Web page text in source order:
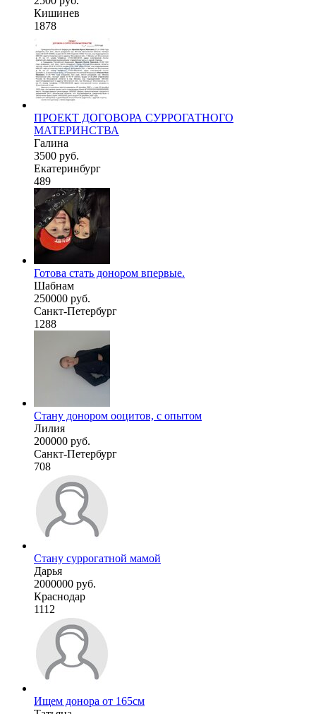
Кишинев
1878
ПРОЕКТ ДОГОВОРА СУРРОГАТНОГО
МАТЕРИНСТВА
Галина
3500 руб.
Екатеринбург
489
Готова стать донором впервые.
Шабнам
250000 руб.
Санкт-Петербург
1288
Стану донором ооцитов, с опытом
Лилия
200000 руб.
Санкт-Петербург
708
Стану суррогатной мамой
Дарья
2000000 руб.
Краснодар
1112
Ищем донора от 165см